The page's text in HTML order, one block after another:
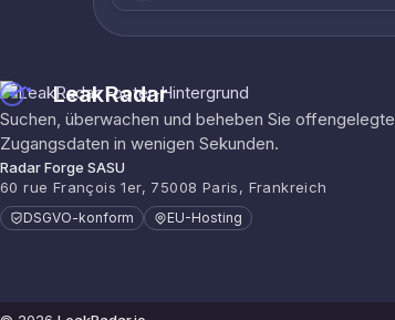
LeakRadar
Suchen, überwachen und beheben Sie offengelegte
Zugangsdaten in wenigen Sekunden.
Radar Forge SASU
60 rue François 1er, 75008 Paris, Frankreich
DSGVO-konform EU-Hosting